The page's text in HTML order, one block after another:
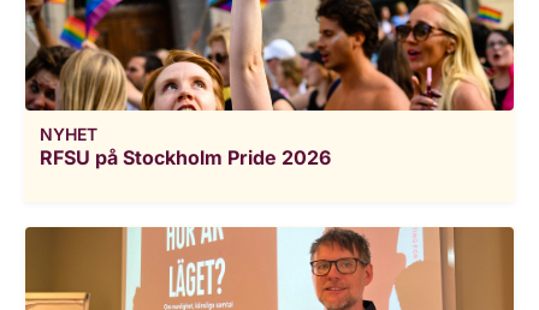
NYHET
RFSU på Stockholm Pride 2026